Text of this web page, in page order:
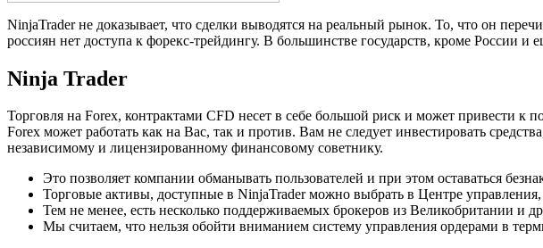
NinjaTrader не доказывает, что сделки выводятся на реальный рынок. То, что он
россиян нет доступа к форекс-трейдингу. В большинстве государств, кроме России и
Ninja Trader
Торговля на Forex, контрактами CFD несет в себе большой риск и может привести к
Forex может работать как на Вас, так и против. Вам не следует инвестировать
независимому и лицензированному финансовому советнику.
Это позволяет компании обманывать пользователей и при этом оставаться
Торговые активы, доступные в NinjaTrader можно выбрать в Центре
Тем не менее, есть несколько поддерживаемых брокеров из Великобритании и
Мы считаем, что нельзя обойти вниманием систему управления ордерами в